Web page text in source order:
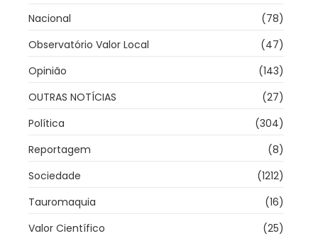
Nacional
(78)
Observatório Valor Local
(47)
Opinião
(143)
OUTRAS NOTÍCIAS
(27)
Política
(304)
Reportagem
(8)
Sociedade
(1212)
Tauromaquia
(16)
Valor Científico
(25)